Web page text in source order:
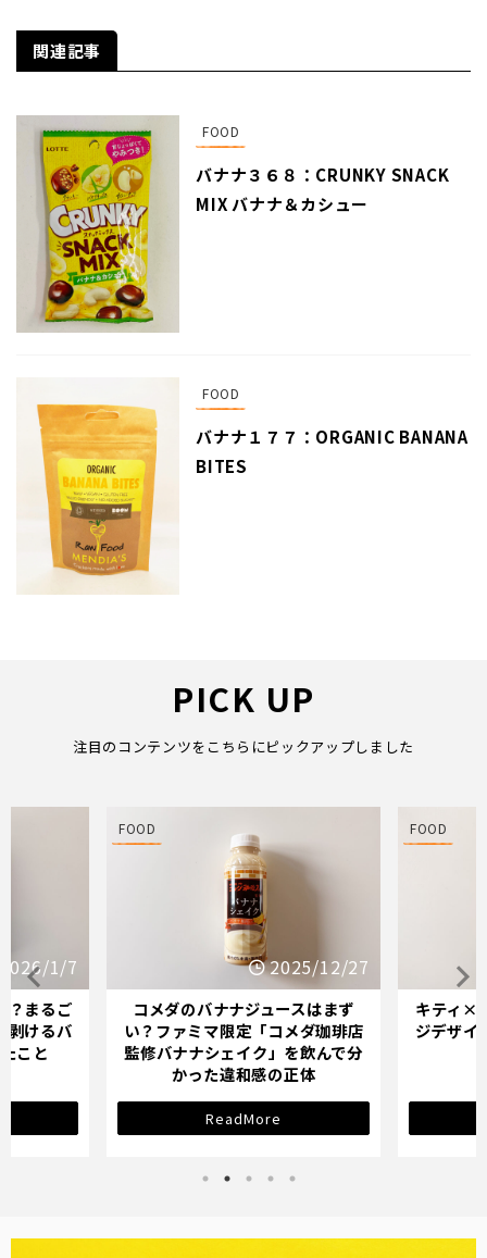
関連記事
FOOD
バナナ３６８：CRUNKY SNACK
MIX バナナ＆カシュー
FOOD
バナナ１７７：ORGANIC BANANA
BITES
PICK UP
注目のコンテンツをこちらにピックアップしました
12/27
はまず
ダ珈琲店
んで分
FOOD
2025/12/21
キティ×バナナミルクのパッケー
ジデザインが示す「学び直し」の
サインとは？
ReadMore
FOOD
オイシッ
ている人